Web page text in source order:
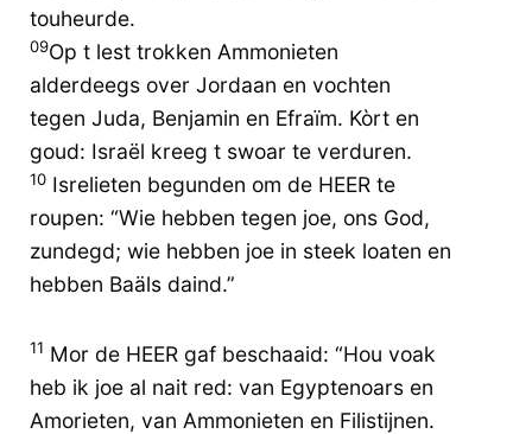
touheurde.
09Op t lest trokken Ammonieten
alderdeegs over Jordaan en vochten
tegen Juda, Benjamin en Efraïm. Kòrt en
goud: Israël kreeg t swoar te verduren.
10 Isrelieten begunden om de HEER te
roupen: “Wie hebben tegen joe, ons God,
zundegd; wie hebben joe in steek loaten en
hebben Baäls daind.”
11 Mor de HEER gaf beschaaid: “Hou voak
heb ik joe al nait red: van Egyptenoars en
Amorieten, van Ammonieten en Filistijnen.